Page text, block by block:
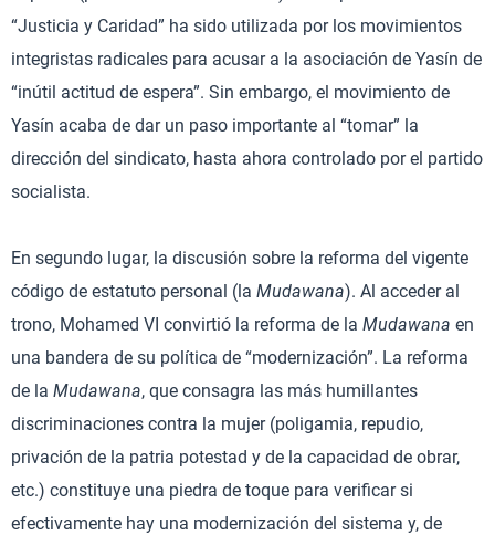
“Justicia y Caridad” ha sido utilizada por los movimientos
integristas radicales para acusar a la asociación de Yasín de
“inútil actitud de espera”. Sin embargo, el movimiento de
Yasín acaba de dar un paso importante al “tomar” la
dirección del sindicato, hasta ahora controlado por el partido
socialista.
En segundo lugar, la discusión sobre la reforma del vigente
código de estatuto personal (la Mudawana). Al acceder al
trono, Mohamed VI convirtió la reforma de la Mudawana en
una bandera de su política de “modernización”. La reforma
de la Mudawana, que consagra las más humillantes
discriminaciones contra la mujer (poligamia, repudio,
privación de la patria potestad y de la capacidad de obrar,
etc.) constituye una piedra de toque para verificar si
efectivamente hay una modernización del sistema y, de